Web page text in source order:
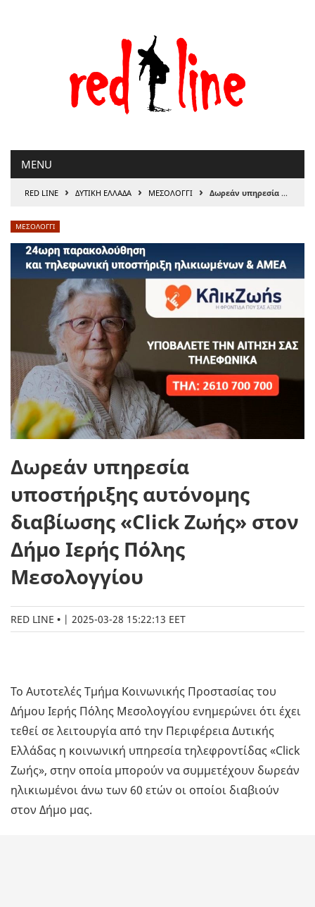
MENU
RED LINE › ΔΥΤΙΚΗ ΕΛΛΑΔΑ › ΜΕΣΟΛΟΓΓΙ › Δωρεάν υπηρεσία υποστήριξης αυτόνομης διαβίωσης «Click Ζωής» στον Δήμο Ιερής Πόλης Μεσολογγίου
ΜΕΣΟΛΟΓΓΙ
Δωρεάν υπηρεσία
υποστήριξης αυτόνομης
διαβίωσης «Click Ζωής» στον
Δήμο Ιερής Πόλης
Μεσολογγίου
RED LINE | 2025-03-28 15:22:13 EET
Το Αυτοτελές Τμήμα Κοινωνικής Προστασίας του
Δήμου Ιερής Πόλης Μεσολογγίου ενημερώνει ότι έχει
τεθεί σε λειτουργία από την Περιφέρεια Δυτικής
Ελλάδας η κοινωνική υπηρεσία τηλεφροντίδας «Click
Ζωής», στην οποία μπορούν να συμμετέχουν δωρεάν
ηλικιωμένοι άνω των 60 ετών οι οποίοι διαβιούν
στον Δήμο μας.